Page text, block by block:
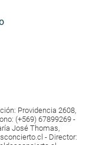
Providencia 2608,
(+569) 67899269 -
José Thomas,
- Director: